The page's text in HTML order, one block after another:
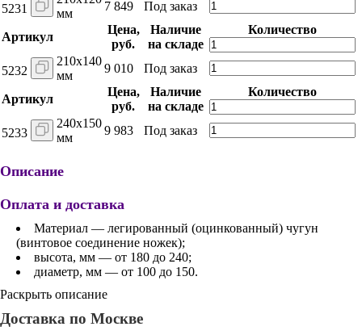
5231
мм
7 849 Под заказ
Артикул
Цена,
руб.
Наличие
на складе
Количество
5232
210х140
мм
9 010 Под заказ
Артикул
Цена,
руб.
Наличие
на складе
Количество
5233
240х150
мм
9 983 Под заказ
Описание
Оплата и доставка
Материал — легированный (оцинкованный) чугун
(винтовое соединение ножек);
высота, мм — от 180 до 240;
диаметр, мм — от 100 до 150.
Раскрыть описание
Доставка по Москве